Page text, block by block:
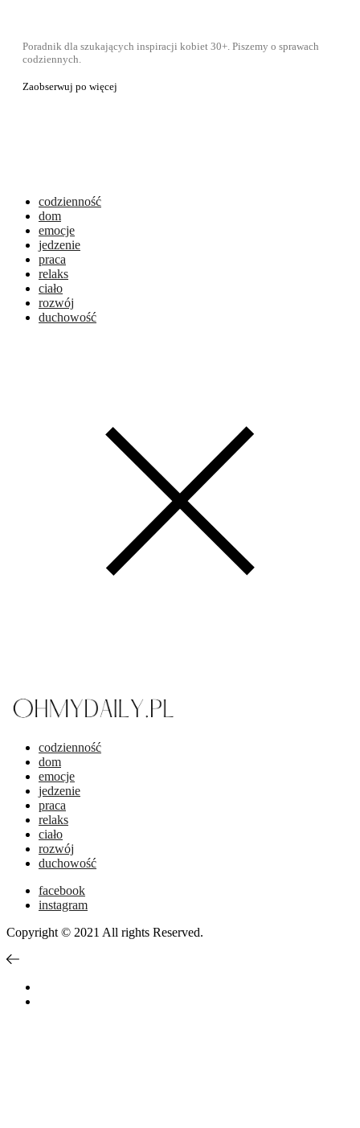
Poradnik dla szukających inspiracji kobiet 30+. Piszemy o sprawach
codziennych.
Zaobserwuj po więcej
codzienność
dom
emocje
jedzenie
praca
relaks
ciało
rozwój
duchowość
codzienność
dom
emocje
jedzenie
praca
relaks
ciało
rozwój
duchowość
facebook
instagram
Copyright © 2021 All rights Reserved.